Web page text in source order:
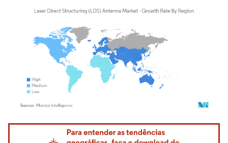
Imagem © Mordor Intelligence. O reuso requer atribuição conforme CC BY 4.0.